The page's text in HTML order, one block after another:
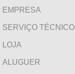
EMPRESA
SERVIÇO TÉCNICO
LOJA
ALUGUER